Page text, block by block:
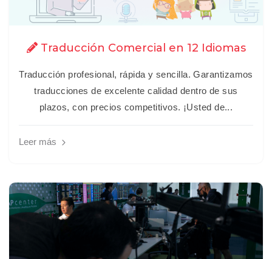
Traducción Comercial en 12 Idiomas
Traducción profesional, rápida y sencilla. Garantizamos
traducciones de excelente calidad dentro de sus
plazos, con precios competitivos. ¡Usted de...
Leer más